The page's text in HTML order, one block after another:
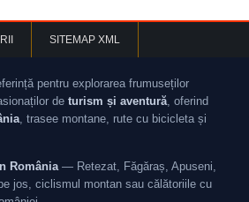
SITEMAP XML
pentru explorarea frumuseților
de turism și aventură, oferind
, trasee montane, rute cu bicicleta și
România— Retezat, Făgăraș, Apuseni,
jos, ciclismul montan sau călătoriile cu